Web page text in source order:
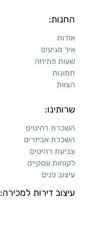
החנות:
אודות
איך מגיעים
שעות פתיחה
תמונות
הצוות
שרותינו:
השכרת רהיטים
השכרת אביזרים
צביעת רהיטים
לקוחות עסקיים
עיצוב פנים
עיצוב דירות למכירה: